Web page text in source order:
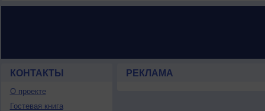
КОНТАКТЫ
О проекте
Гостевая книга
РЕКЛАМА